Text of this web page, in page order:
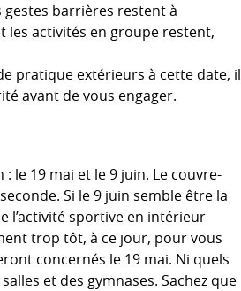
barrières restent à
les activités en groupe restent,
pratique extérieurs à cette date, il
avant de vous engager.
le 19 mai et le 9 juin. Le couvre-
Si le 9 juin semble être la
l’activité sportive en intérieur
trop tôt, à ce jour, pour vous
concernés le 19 mai. Ni quels
et des gymnases. Sachez que